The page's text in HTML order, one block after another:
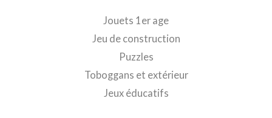
Jouets 1er age
Jeu de construction
Puzzles
Toboggans et extérieur
Jeux éducatifs